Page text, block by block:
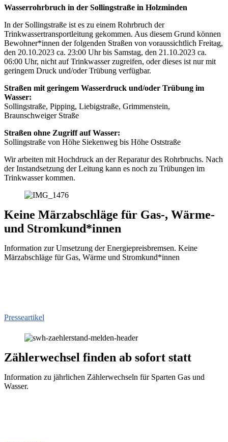
Wasserrohrbruch in der Sollingstraße in Holzminden
In der Sollingstraße ist es zu einem Rohrbruch der
Trinkwassertransportleitung gekommen. Aus diesem Grund können
Bewohner*innen der folgenden Straßen von voraussichtlich Freitag,
den 20.10.2023 ca. 23:00 Uhr bis Samstag, den 21.10.2023 ca.
06:00 Uhr, nicht auf Trinkwasser zugreifen, oder dieses ist nur mit
geringem Druck und/oder Trübung verfügbar.
Straßen mit geringem Wasserdruck und/oder Trübung im
Wasser:
Sollingstraße, Pipping, Liebigstraße, Grimmenstein,
Braunschweiger Straße
Straßen ohne Zugriff auf Wasser:
Sollingstraße von Höhe Siekenweg bis Höhe Oststraße
Wir arbeiten mit Hochdruck an der Reparatur des Rohrbruchs. Nach
der Instandsetzung der Leitung kann es noch zu Trübungen im
Trinkwasser kommen.
Keine Märzabschläge für Gas-, Wärme-
und Stromkund*innen
Information zur Umsetzung der Energiepreisbremsen. Keine
Märzabschläge für Gas, Wärme und Stromkund*innen
Presseartikel
Zählerwechsel finden ab sofort statt
Information zu jährlichen Zählerwechseln für Sparten Gas und
Wasser.